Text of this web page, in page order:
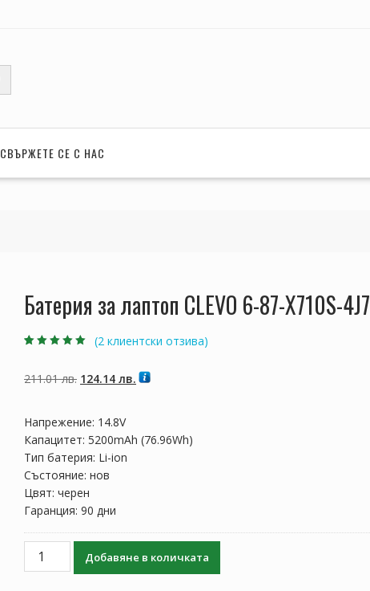
СВЪРЖЕТЕ СЕ С НАС
Батерия за лаптоп CLEVO 6-87-X710S-4J7
потребителски
оценки
(2 клиентски отзива)
211.01лв. Original
211.01 лв..
124.14 лв. Текущата
Напрежение: 14.8V
Капацитет: 5200mAh (76.96Wh)
Тип батерия: Li-ion
Състояние: нов
Цвят: черен
Гаранция: 90 дни
количество
Добавяне в количката